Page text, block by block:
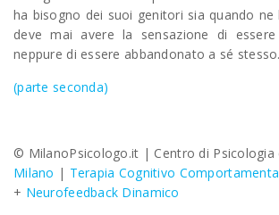
ha bisogno dei suoi genitori sia quando
deve mai avere la sensazione di essere
neppure di essere abbandonato a sé stesso.
(parte seconda)
© MilanoPsicologo.it | Centro di Psicologia
Milano | Terapia Cognitivo
+ Neurofeedback Dinamico